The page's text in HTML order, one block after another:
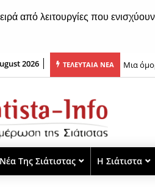
από λειτουργίες που
2026 ΤΕΛΕΥΤΑΙΑ ΝΕΑ
Σταυρού του Αγίου Μια
Νέα Της Σιάτιστας Η Σιάτιστα